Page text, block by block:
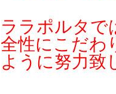
ララポルタで
全性にこだわ
ように努力致